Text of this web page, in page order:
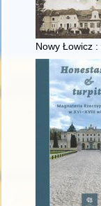
Nowy Łowicz